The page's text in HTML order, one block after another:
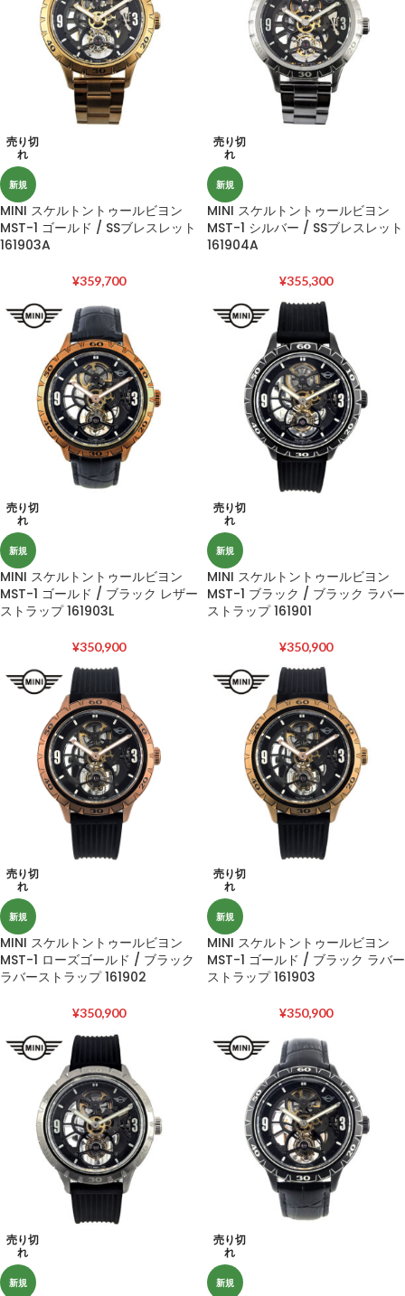
売り切
れ
新規
MINI スケルトントゥールビヨン
MST-1 ゴールド / SSブレスレット
161903A
¥359,700
売り切
れ
新規
MINI スケルトントゥールビヨン
MST-1 シルバー / SSブレスレット
161904A
¥355,300
売り切
れ
新規
MINI スケルトントゥールビヨン
MST-1 ゴールド / ブラック レザー
ストラップ 161903L
¥350,900
売り切
れ
新規
MINI スケルトントゥールビヨン
MST-1 ブラック / ブラック ラバー
ストラップ 161901
¥350,900
売り切
れ
新規
MINI スケルトントゥールビヨン
MST-1 ローズゴールド / ブラック
ラバーストラップ 161902
¥350,900
売り切
れ
新規
MINI スケルトントゥールビヨン
MST-1 ゴールド / ブラック ラバー
ストラップ 161903
¥350,900
売り切
れ
新規
売り切
れ
新規